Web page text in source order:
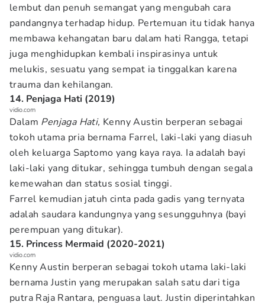
lembut dan penuh semangat yang mengubah cara
pandangnya terhadap hidup. Pertemuan itu tidak hanya
membawa kehangatan baru dalam hati Rangga, tetapi
juga menghidupkan kembali inspirasinya untuk
melukis, sesuatu yang sempat ia tinggalkan karena
trauma dan kehilangan.
14. Penjaga Hati (2019)
vidio.com
Dalam Penjaga Hati, Kenny Austin berperan sebagai
tokoh utama pria bernama Farrel, laki-laki yang diasuh
oleh keluarga Saptomo yang kaya raya. Ia adalah bayi
laki-laki yang ditukar, sehingga tumbuh dengan segala
kemewahan dan status sosial tinggi.
Farrel kemudian jatuh cinta pada gadis yang ternyata
adalah saudara kandungnya yang sesungguhnya (bayi
perempuan yang ditukar).
15. Princess Mermaid (2020-2021)
vidio.com
Kenny Austin berperan sebagai tokoh utama laki-laki
bernama Justin yang merupakan salah satu dari tiga
putra Raja Rantara, penguasa laut. Justin diperintahkan